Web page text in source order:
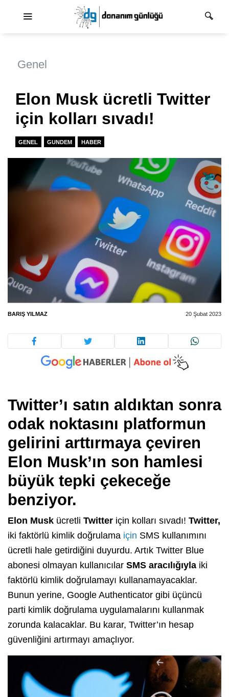
Genel
Elon Musk ücretli Twitter
için kolları sıvadı!
GENEL GUNDEM HABER
BARIŞ YILMAZ 20 Şubat 2023
Twitter’ı satın aldıktan sonra
odak noktasını platformun
gelirini arttırmaya çeviren
Elon Musk’ın son hamlesi
büyük tepki çekeceğe
benziyor.
Elon Musk ücretli Twitter için kolları sıvadı! Twitter,
iki faktörlü kimlik doğrulama için SMS kullanımını
ücretli hale getirdiğini duyurdu. Artık Twitter Blue
abonesi olmayan kullanıcılar SMS aracılığıyla iki
faktörlü kimlik doğrulamayı kullanamayacaklar.
Bunun yerine, Google Authenticator gibi üçüncü
parti kimlik doğrulama uygulamalarını kullanmak
zorunda kalacaklar. Bu karar, Twitter’ın hesap
güvenliğini artırmayı amaçlıyor.